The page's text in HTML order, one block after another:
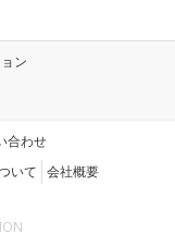
ン
合わせ
いて 会社概要